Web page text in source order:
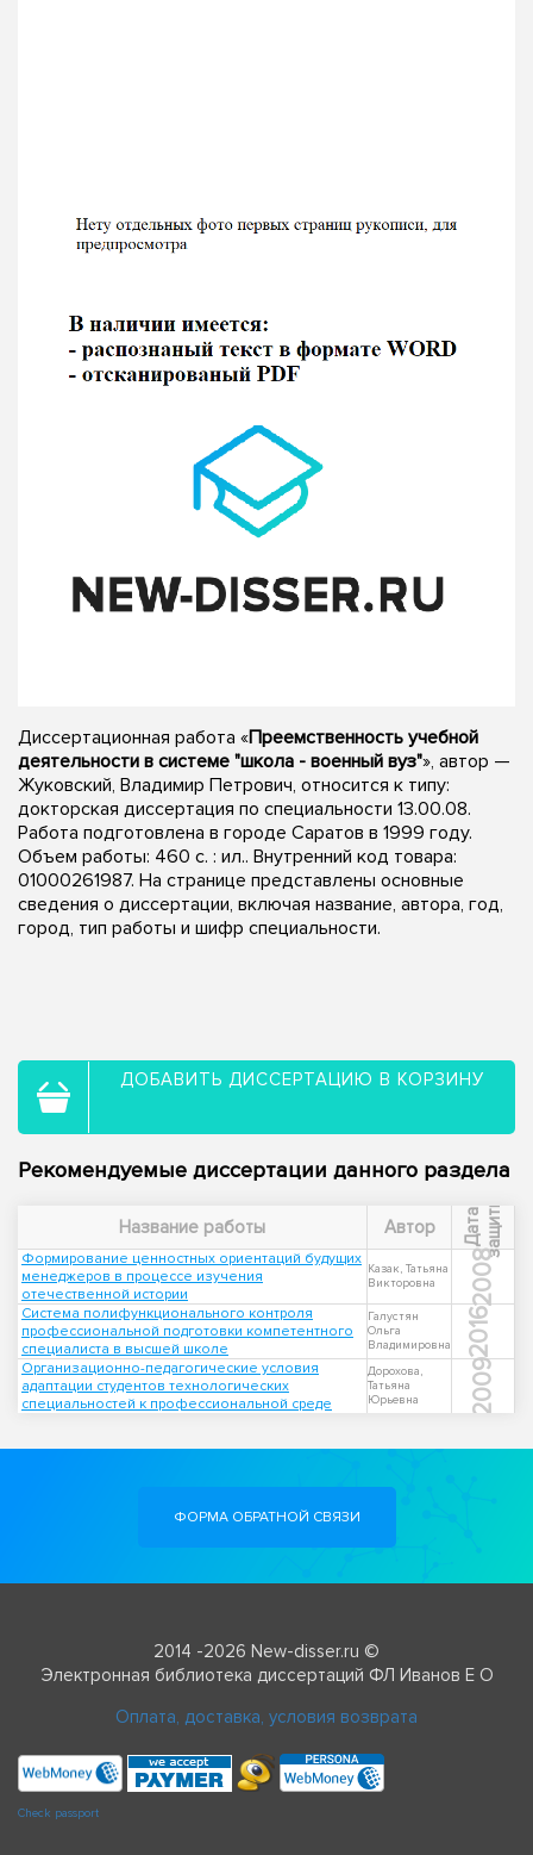
Диссертационная работа «Преемственность учебной
деятельности в системе "школа - военный вуз"», автор —
Жуковский, Владимир Петрович, относится к типу:
докторская диссертация по специальности 13.00.08.
Работа подготовлена в городе Саратов в 1999 году.
Объем работы: 460 с. : ил.. Внутренний код товара:
01000261987. На странице представлены основные
сведения о диссертации, включая название, автора, год,
город, тип работы и шифр специальности.
ДОБАВИТЬ ДИССЕРТАЦИЮ В КОРЗИНУ
Рекомендуемые диссертации данного раздела
Название работы Автор Д
а
т
а
з
а
щ
и
т ы
Формирование ценностных ориентаций будущих
менеджеров в процессе изучения
отечественной истории
Казак, Татьяна
Викторовна
2008
Система полифункционального контроля
профессиональной подготовки компетентного
специалиста в высшей школе
Галустян
Ольга
Владимировна
2016
Организационно-педагогические условия
адаптации студентов технологических
специальностей к профессиональной среде
Дорохова,
Татьяна
Юрьевна
2009
ФОРМА ОБРАТНОЙ СВЯЗИ
2014 -2026 New-disser.ru ©
Электронная библиотека диссертаций ФЛ Иванов Е О
Оплата, доставка, условия возврата
Check passport